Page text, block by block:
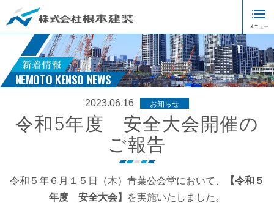
新着情報
NEMOTO KENSO NEWS
2023.06.16 お知らせ
令和5年度 安全大会開催の
ご報告
令和５年６月１５日（木）青葉公会堂において、
【令和５
年度 安全大会】
を実施いたしました。